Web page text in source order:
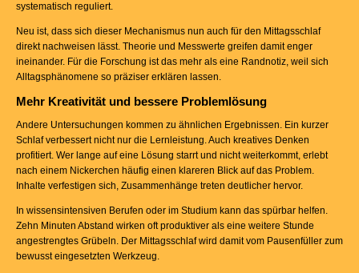
systematisch reguliert.
Neu ist, dass sich dieser Mechanismus nun auch für den Mittagsschlaf
direkt nachweisen lässt. Theorie und Messwerte greifen damit enger
ineinander. Für die Forschung ist das mehr als eine Randnotiz, weil sich
Alltagsphänomene so präziser erklären lassen.
Mehr Kreativität und bessere Problemlösung
Andere Untersuchungen kommen zu ähnlichen Ergebnissen. Ein kurzer
Schlaf verbessert nicht nur die Lernleistung. Auch kreatives Denken
profitiert. Wer lange auf eine Lösung starrt und nicht weiterkommt, erlebt
nach einem Nickerchen häufig einen klareren Blick auf das Problem.
Inhalte verfestigen sich, Zusammenhänge treten deutlicher hervor.
In wissensintensiven Berufen oder im Studium kann das spürbar helfen.
Zehn Minuten Abstand wirken oft produktiver als eine weitere Stunde
angestrengtes Grübeln. Der Mittagsschlaf wird damit vom Pausenfüller zum
bewusst eingesetzten Werkzeug.